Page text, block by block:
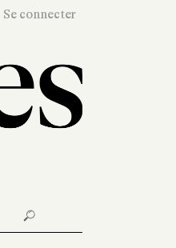
Se connecter
🔎